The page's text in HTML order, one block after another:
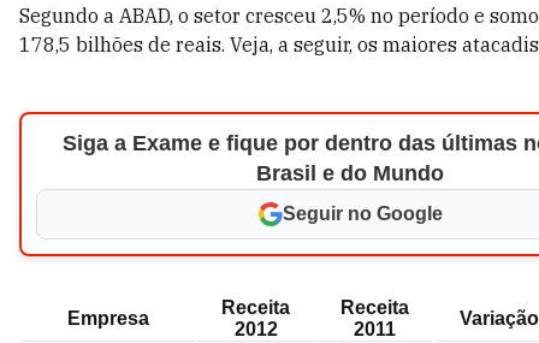
Segundo a ABAD, o setor cresceu 2,5% no período e
178,5 bilhões de reais. Veja, a seguir, os maiores
Siga a Exame e fique por dentro das últimas
Brasil e do Mundo
Seguir no Google
Empresa
Receita
2012
Receita
2011
Variação